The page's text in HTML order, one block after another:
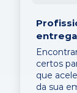
certos
que
da sua